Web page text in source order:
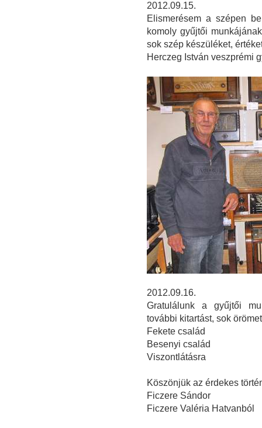
2012.09.15.
Elismerésem a szépen
komoly gyűjtői
sok szép készüléket,
Herczeg István veszprémi
2012.09.16.
Gratulálunk a gyűjtői
további kitartást, sok
Fekete család
Besenyi család
Viszontlátásra
Köszönjük az érdekes
Ficzere Sándor
Ficzere Valéria Hatvanból